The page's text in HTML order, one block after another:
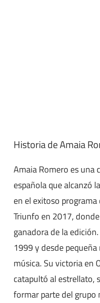
Historia de Amaia
Amaia Romero es una
española que alcanzó
en el exitoso
Triunfo en 2017,
ganadora de la
1999 y desde
música. Su victoria en
catapultó al estrellato,
formar parte del grupo